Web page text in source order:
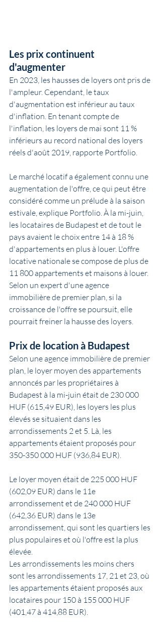
Les prix continuent
d'augmenter
En 2023, les hausses de loyers ont pris de
l'ampleur. Cependant, le taux
d'augmentation est inférieur au taux
d'inflation. En tenant compte de
l'inflation, les loyers de mai sont 11 %
inférieurs au record national des loyers
réels d'août 2019, rapporte Portfolio.
Le marché locatif a également connu une
augmentation de l'offre, ce qui peut être
considéré comme un prélude à la saison
estivale, explique Portfolio. À la mi-juin,
les locataires de Budapest et de tout le
pays avaient le choix entre 14 à 18 %
d'appartements en plus à louer. L'offre
locative nationale se compose de plus de
11 800 appartements et maisons à louer.
Selon un expert d'une agence
immobilière de premier plan, si la
croissance de l'offre se poursuit, elle
pourrait freiner la hausse des loyers.
Prix de location à Budapest
Selon une agence immobilière de premier
plan, le loyer moyen des appartements
annoncés par les propriétaires à
Budapest à la mi-juin était de 230 000
HUF (615,49 EUR), les loyers les plus
élevés se situaient dans les
arrondissements 2 et 5. Là, les
appartements étaient proposés pour
350-350 000 HUF (936,84 EUR).
Le loyer moyen était de 225 000 HUF
(602,09 EUR) dans le 11e
arrondissement et de 240 000 HUF
(642,36 EUR) dans le 13e
arrondissement, qui sont les quartiers les
plus populaires et où l'offre est la plus
élevée.
Les arrondissements les moins chers
sont les arrondissements 17, 21 et 23, où
les appartements étaient proposés aux
locataires pour 150 à 155 000 HUF
(401,47 à 414,88 EUR).